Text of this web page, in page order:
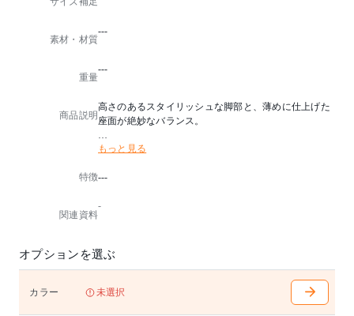
素材・材質
---
重量
---
商品説明
高さのあるスタイリッシュな脚部と、薄めに仕上げた
座面が絶妙なバランス。
どの方向から眺めてもスッキリとした印象のフォルム
【備考】
います。
【洗濯表示】
洗濯表示マーク 洗濯機で洗濯ができます。(弱洗い)
洗濯表示マーク ドライクリーニングができます。
洗濯表示マーク 塩素系及び酸素系漂白剤の使用はでき
もっと見る
特徴---
関連資料
-
オプションを選ぶ
カラー 未選択